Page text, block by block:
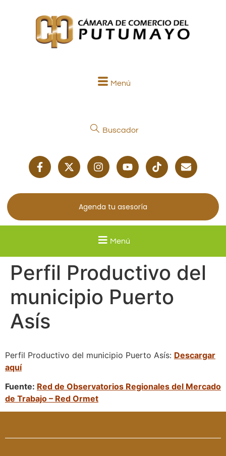
Menú
Buscador
Agenda tu asesoría
Menú
Perfil Productivo del
municipio Puerto
Asís
Perfil Productivo del municipio Puerto Asís: Descargar
aquí
Fuente: Red de Observatorios Regionales del Mercado
de Trabajo – Red Ormet